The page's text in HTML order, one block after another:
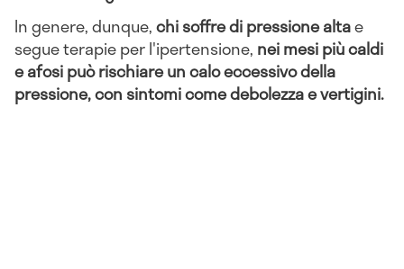
In genere, dunque,chi soffre di pressione altae
segue terapie per l'ipertensione, nei mesi più caldi
e afosi può rischiare un calo eccessivo della
pressione, con sintomi come debolezza e vertigini.